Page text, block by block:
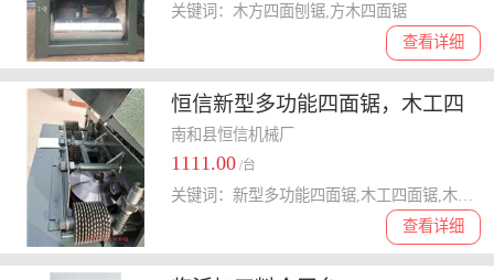
查看详细
关键词：木方四面刨锯,方木四面锯
恒信新型多功能四面锯，木工四
面锯实拍图，简述
南和县恒信机械厂
1111.00 /台
查看详细